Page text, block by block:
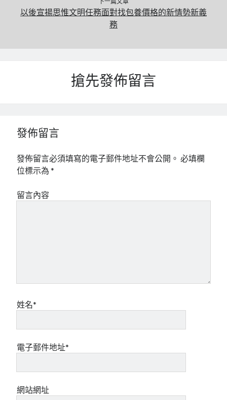
以後宣揚思惟文明任務面對找包養價格的新情勢新義
務
搶先發佈留言
發佈留言
發佈留言必須填寫的電子郵件地址不會公開。 必填欄
位標示為*
留言內容
姓名*
電子郵件地址*
網站網址